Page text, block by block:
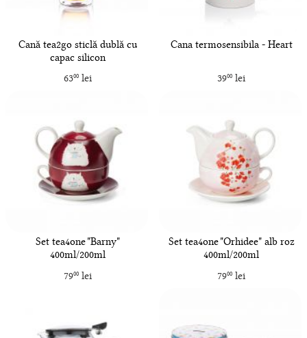
Cană tea2go sticlă dublă cu
capac silicon
6300lei
Cana termosensibila - Heart
3900lei
Set tea4one "Barny"
400ml/200ml
7900lei
Set tea4one "Orhidee" alb roz
400ml/200ml
7900lei